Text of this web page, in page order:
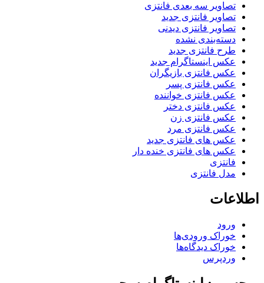
تصاویر سه بعدی فانتزی
تصاویر فانتزی جدید
تصاویر فانتزی دیدنی
دسته‌بندی نشده
طرح فانتزی جدید
عکس اینستاگرام جدید
عکس فانتزی بازیگران
عکس فانتزی پسر
عکس فانتزی خواننده
عکس فانتزی دختر
عکس فانتزی زن
عکس فانتزی مرد
عکس های فانتزی جدید
عکس های فانتزی خنده دار
فانتزی
مدل فانتزی
اطلاعات
ورود
خوراک ورودی‌ها
خوراک دیدگاه‌ها
وردپرس